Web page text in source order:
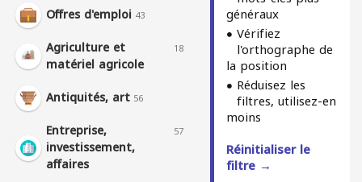
Offres d'emploi 43
Agriculture et
matériel agricole
18
Antiquités, art 56
Entreprise,
investissement,
affaires
57
généraux
Vérifiez
l'orthographe de
la position
Réduisez les
filtres, utilisez-en
moins
Réinitialiser le
filtre →